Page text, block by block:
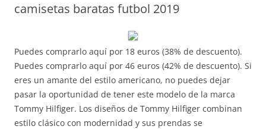
camisetas baratas futbol 2019
Puedes comprarlo aquí por 18 euros (38% de descuento).
Puedes comprarlo aquí por 46 euros (42% de descuento). Si
eres un amante del estilo americano, no puedes dejar
pasar la oportunidad de tener este modelo de la marca
Tommy Hilfiger. Los diseños de Tommy Hilfiger combinan
estilo clásico con modernidad y sus prendas se